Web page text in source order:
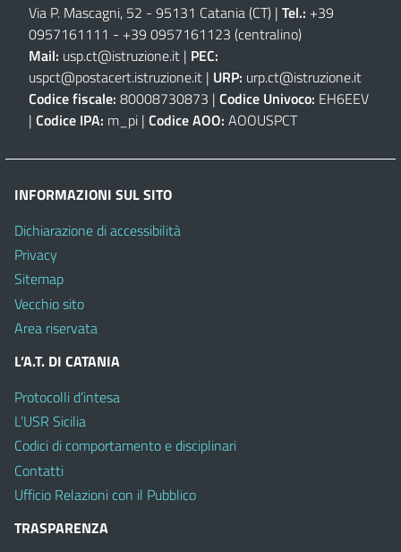
Via P. Mascagni, 52 - 95131 Catania (CT) | Tel.: +39
0957161111 - +39 0957161123 (centralino)
Mail: usp.ct@istruzione.it | PEC:
uspct@postacert.istruzione.it | URP: urp.ct@istruzione.it
Codice fiscale: 80008730873 | Codice Univoco: EH6EEV
| Codice IPA: m_pi | Codice AOO: AOOUSPCT
INFORMAZIONI SUL SITO
Dichiarazione di accessibilità
Privacy
Sitemap
Vecchio sito
Area riservata
L’A.T. DI CATANIA
Protocolli d’intesa
L’USR Sicilia
Codici di comportamento e disciplinari
Contatti
Ufficio Relazioni con il Pubblico
TRASPARENZA